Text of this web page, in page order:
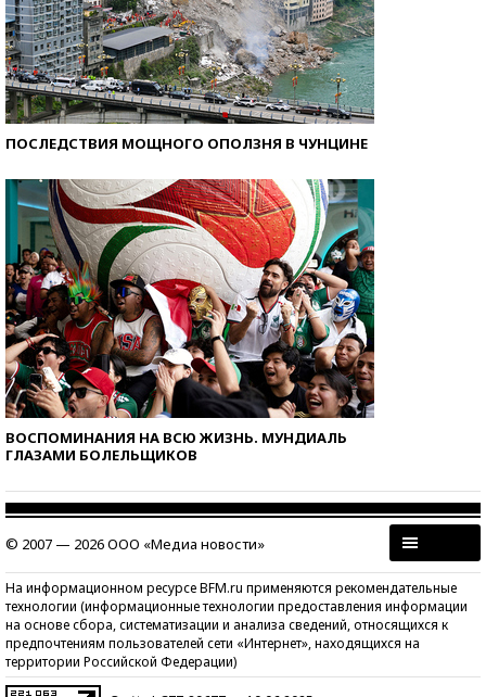
ПОСЛЕДСТВИЯ МОЩНОГО ОПОЛЗНЯ В ЧУНЦИНЕ
ВОСПОМИНАНИЯ НА ВСЮ ЖИЗНЬ. МУНДИАЛЬ
ГЛАЗАМИ БОЛЕЛЬЩИКОВ
© 2007 — 2026 ООО «Медиа новости»
На информационном ресурсе BFM.ru применяются рекомендательные
технологии (информационные технологии предоставления информации
на основе сбора, систематизации и анализа сведений, относящихся к
предпочтениям пользователей сети «Интернет», находящихся на
территории Российской Федерации)